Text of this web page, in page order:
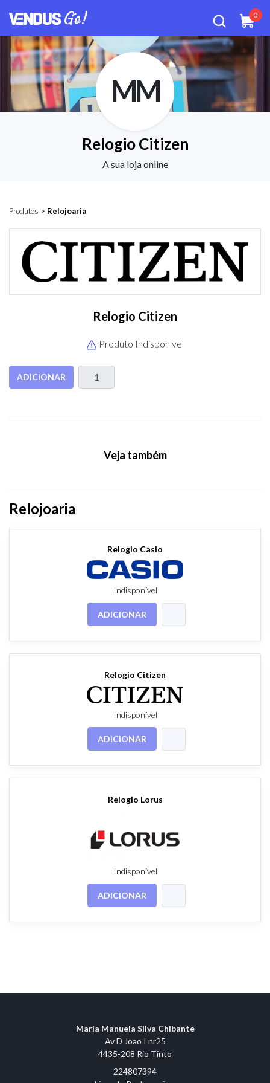
0
MM
Relogio Citizen
A sua loja online
Produtos > Relojoaria
Relogio Citizen
Produto Indisponível
ADICIONAR
Veja também
Relojoaria
Relogio Casio
Indisponível
ADICIONAR
Relogio Citizen
Indisponível
ADICIONAR
Relogio Lorus
Indisponível
ADICIONAR
Maria Manuela Silva Chibante
Av D Joao I nr25
4435-208 Rio Tinto
224807394